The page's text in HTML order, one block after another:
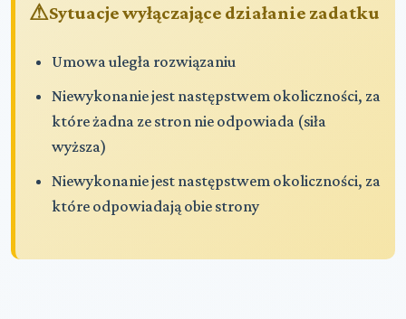
Sytuacje wyłączające działanie zadatku
Umowa uległa rozwiązaniu
Niewykonanie jest następstwem okoliczności, za
które żadna ze stron nie odpowiada (siła
wyższa)
Niewykonanie jest następstwem okoliczności, za
które odpowiadają obie strony